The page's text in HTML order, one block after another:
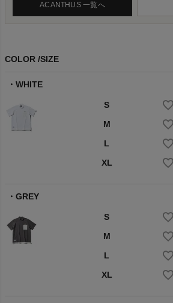
ACANTHUS 一覧へ
COLOR SIZE
WHITE
S
M
L
XL
GREY
S
M
L
XL